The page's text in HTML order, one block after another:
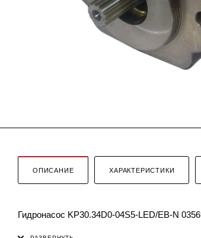
ОПИСАНИЕ ХАРАКТЕРИСТИКИ
Гидронасос KP30.34D0-04S5-LED/EB-N